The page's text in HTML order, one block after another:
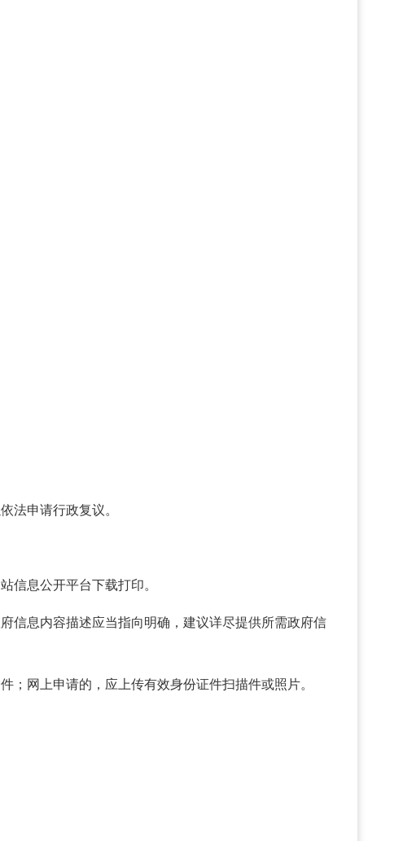
法申请行政复议。
信息公开平台下载打印。
信息内容描述应当指向明确，建议详尽提供所需政府信
；网上申请的，应上传有效身份证件扫描件或照片。